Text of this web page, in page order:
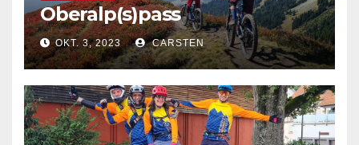
Oberalp(s)pass
OKT. 3, 2023 CARSTEN